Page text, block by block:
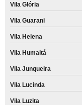
Vila Glória
Vila Guarani
Vila Helena
Vila Humaitá
Vila Junqueira
Vila Lucinda
Vila Luzita